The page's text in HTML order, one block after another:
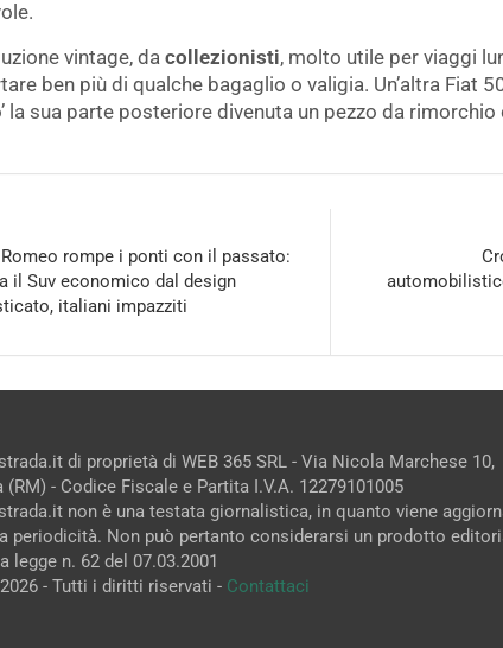
vintage, da collezionisti, molto utile per viaggi
ben più di qualche bagaglio o valigia. Un’altra Fiat
la sua parte posteriore divenuta un pezzo da
rompe i ponti con il passato:
il Suv economico dal design
italiani impazziti
di proprietà di WEB 365 SRL - Via Nicola Marchese 10,
(RM) - Codice Fiscale e Partita I.V.A. 12279101005
non è una testata giornalistica, in quanto viene
periodicità. Non può pertanto considerarsi un prodotto
legge n. 62 del 07.03.2001
- Tutti i diritti riservati - Contattaci